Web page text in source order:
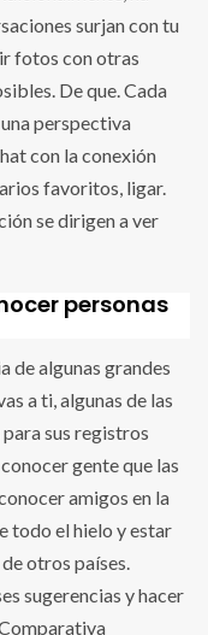
surjan con tu
fotos con otras
De que. Cada
perspectiva
con la conexión
favoritos, ligar.
se dirigen a ver
personas
de algunas grandes
a ti, algunas de las
sus registros
gente que las
amigos en la
todo el hielo y estar
otros países.
sugerencias y hacer